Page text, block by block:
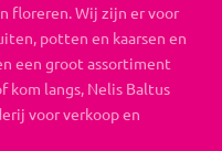
floreren. Wij zijn er voor
potten en kaarsen en
een groot assortiment
kom langs, Nelis Baltus
voor verkoop en